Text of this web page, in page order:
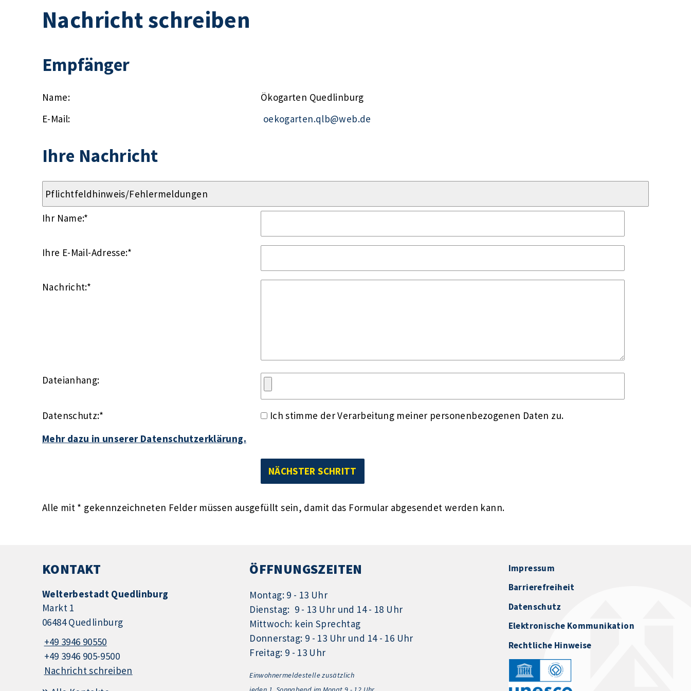
Nachricht schreiben
Empfänger
Name:
Ökogarten Quedlinburg
E-Mail:
oekogarten.qlb@web.de
Ihre Nachricht
Ihr Name:*
Ihre E-Mail-Adresse:*
Nachricht:*
Dateianhang:
Datenschutz:*
Ich stimme der Verarbeitung meiner personenbezogenen Daten zu.
Mehr dazu in unserer Datenschutzerklärung.
Alle mit * gekennzeichneten Felder müssen ausgefüllt sein, damit das Formular abgesendet werden kann.
KONTAKT
Welterbestadt Quedlinburg
Markt 1
06484 Quedlinburg
+49 3946 90550
+49 3946 905-9500
Nachricht schreiben
ÖFFNUNGSZEITEN
Montag: 9 - 13 Uhr
Dienstag: 9 - 13 Uhr und 14 - 18 Uhr
Mittwoch: kein Sprechtag
Donnerstag: 9 - 13 Uhr und 14 - 16 Uhr
Freitag: 9 - 13 Uhr
Einwohnermeldestelle zusätzlich
Impressum
Barrierefreiheit
Datenschutz
Elektronische Kommunikation
Rechtliche Hinweise